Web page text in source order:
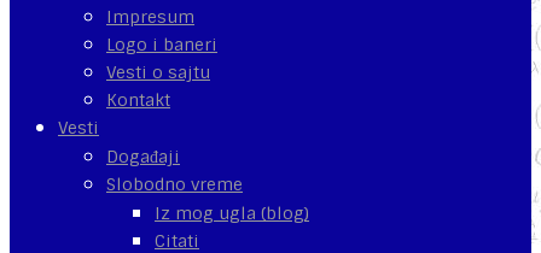
Impresum
Logo i baneri
Vesti o sajtu
Kontakt
Vesti
Događaji
Slobodno vreme
Iz mog ugla (blog)
Citati